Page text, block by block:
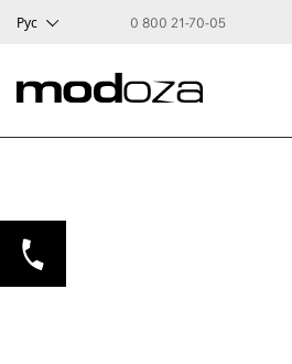
Рус 0 800 21-70-05